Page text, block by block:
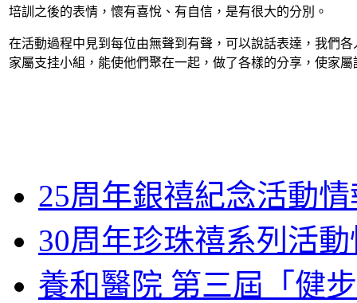
培訓之後的表情，懷有喜悅、有自信，是有很大的分別。
在活動過程中見到每位由無聲到有聲，可以說話表達，我們
家屬支挂小組，能使他們聚在一起，做了各樣的分享，使家
25周年銀禧紀念活動
30周年珍珠禧系列活
養和醫院 第三屆「健